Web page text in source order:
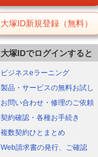
大塚ID新規登録（無料）
大塚IDでログインすると
ビジネスeラーニング
製品・サービスの無料お試し
お問い合わせ・修理のご依頼
契約確認・各種お手続き
複数契約ひとまとめ
Web請求書の発行、ご確認